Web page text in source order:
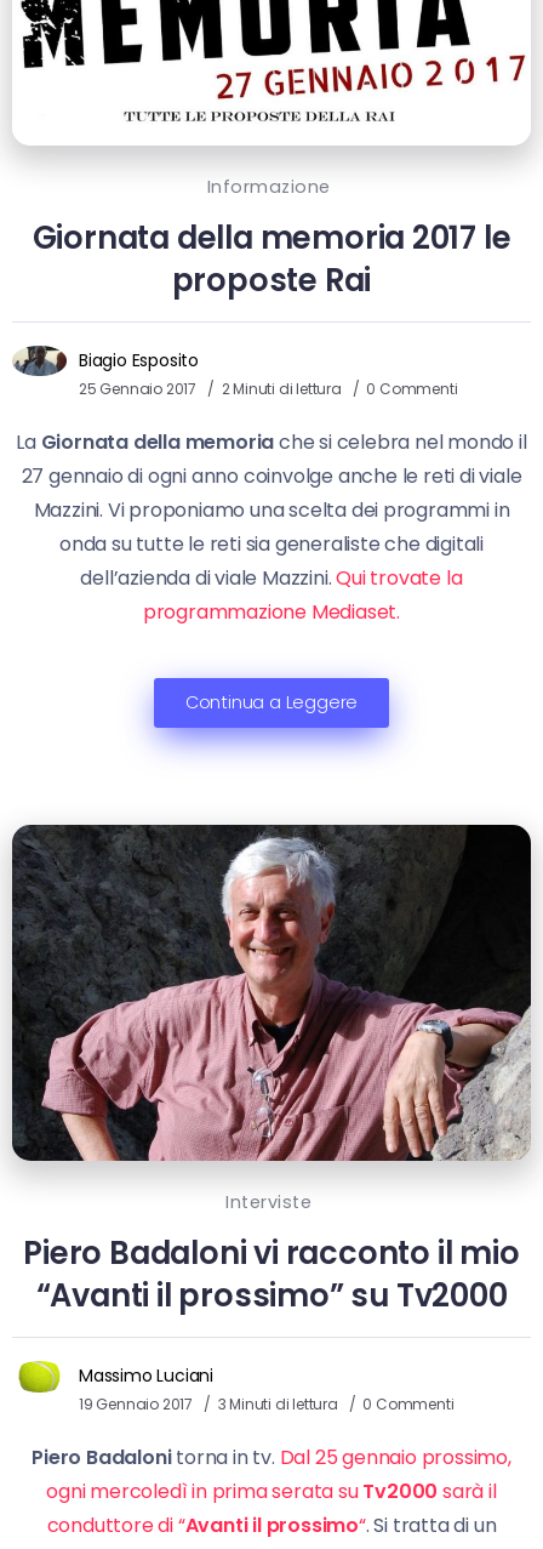
Informazione
Giornata della memoria 2017 le
proposte Rai
Biagio Esposito
25 Gennaio 2017 2 Minuti di lettura 0 Commenti
La Giornata della memoriache si celebra nel mondo il
27 gennaio di ogni anno coinvolge anche le reti di viale
Mazzini. Vi proponiamo una scelta dei programmi in
onda su tutte le reti sia generaliste che digitali
dell’azienda di viale Mazzini.Qui trovate la
programmazione Mediaset.
Continua a Leggere
Interviste
Piero Badaloni vi racconto il mio
“Avanti il prossimo” su Tv2000
Massimo Luciani
19 Gennaio 2017 3 Minuti di lettura 0 Commenti
Piero Badalonitorna in tv. Dal 25 gennaio prossimo,
ogni mercoledì in prima serata suTv2000 sarà il
conduttore di “Avanti il prossimo“. Si tratta di un